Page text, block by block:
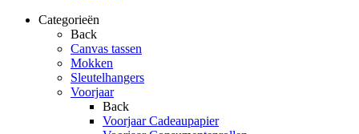
Categorieën
Back
Canvas tassen
Mokken
Sleutelhangers
Voorjaar
Back
Voorjaar Cadeaupapier